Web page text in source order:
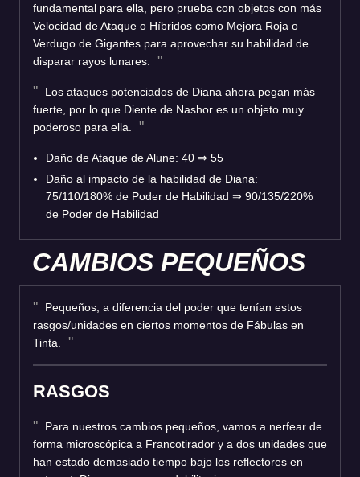
fundamental para ella, pero prueba con objetos con más
Velocidad de Ataque o Híbridos como Mejora Roja o
Verdugo de Gigantes para aprovechar su habilidad de
disparar rayos lunares.
Los ataques potenciados de Diana ahora pegan más
fuerte, por lo que Diente de Nashor es un objeto muy
poderoso para ella.
Daño de Ataque de Alune: 40 ⇒ 55
Daño al impacto de la habilidad de Diana:
75/110/180% de Poder de Habilidad ⇒ 90/135/220%
de Poder de Habilidad
CAMBIOS PEQUEÑOS
Pequeños, a diferencia del poder que tenían estos
rasgos/unidades en ciertos momentos de Fábulas en
Tinta.
RASGOS
Para nuestros cambios pequeños, vamos a nerfear de
forma microscópica a Francotirador y a dos unidades que
han estado demasiado tiempo bajo los reflectores en